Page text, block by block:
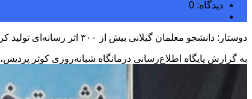
دیدگاه: 0
دوستار: دانشجو معلمان گیلانی بیش از ۳۰۰ اثر رسانه‌ای تولید کردند – خبرگزاری مهر | اخبار ایران و جهان
به گزارش پایگاه اطلاع‌رسانی درمانگاه شبانه‌روزی کوثر پردیس،